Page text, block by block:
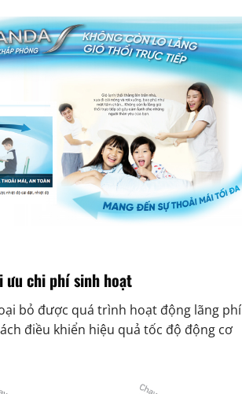
chi phí sinh hoạt
bỏ được quá trình hoạt động lãng phí
điều khiển hiệu quả tốc độ động cơ